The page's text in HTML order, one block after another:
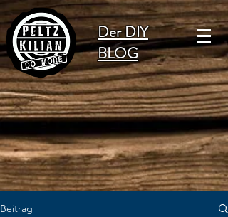
Der DIY
BLOG
Beitrag